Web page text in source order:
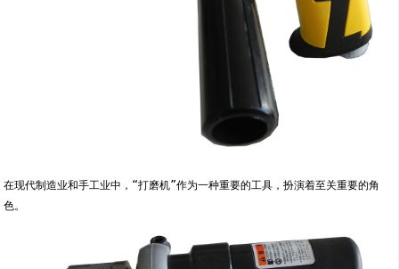
在现代制造业和手工业中，“打磨机”作为一种重要的工具，扮演着至关重要的角
色。